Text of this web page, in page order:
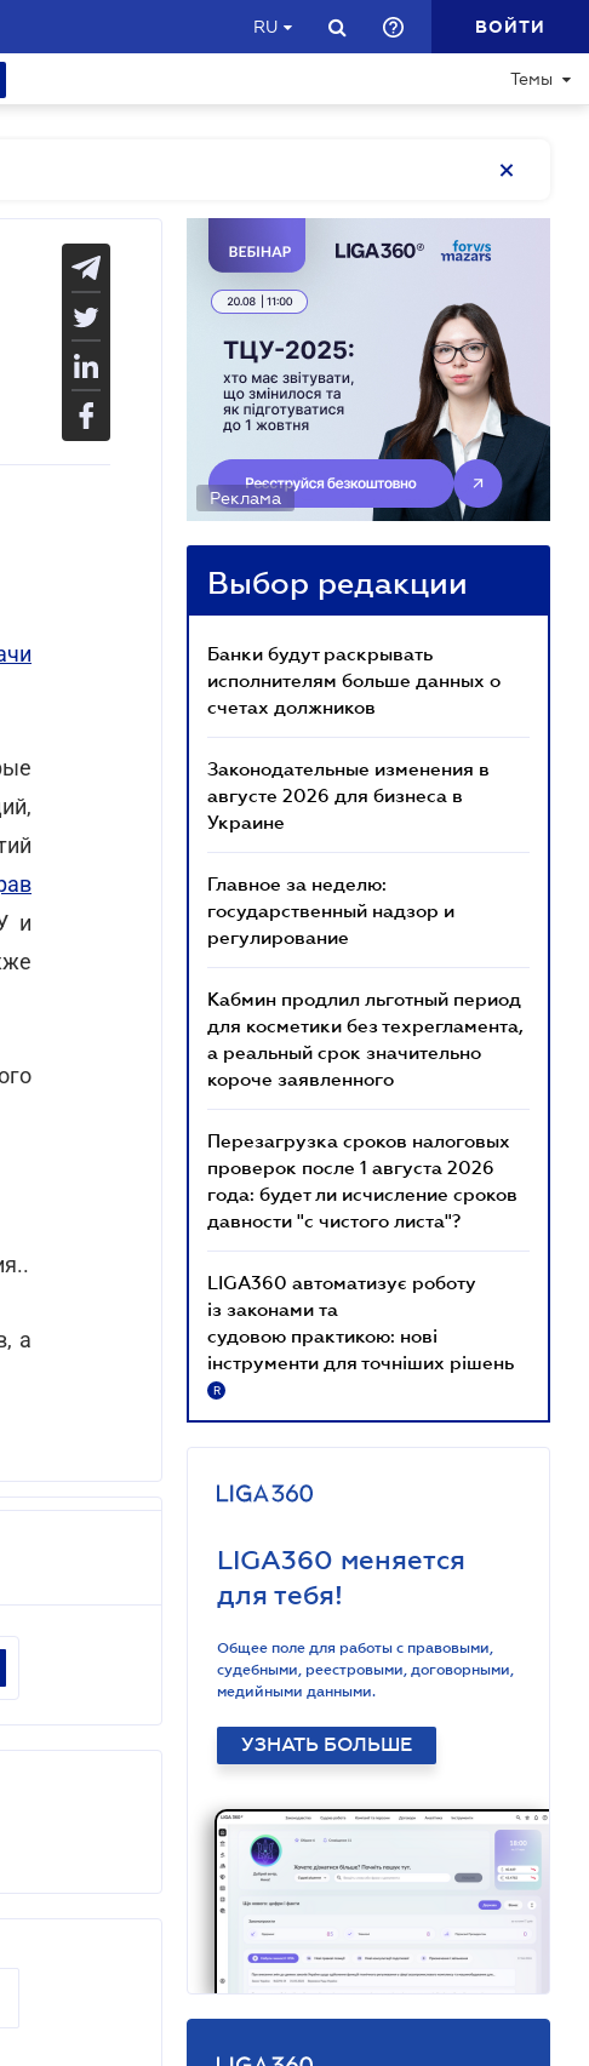
RU ВОЙТИ
Темы
и
а
Реклама
Выбор редакции
Банки будут раскрывать
исполнителям больше данных о
счетах должников
Законодательные изменения в
августе 2026 для бизнеса в
Украине
Главное за неделю:
государственный надзор и
регулирование
Кабмин продлил льготный период
для косметики без техрегламента,
а реальный срок значительно
короче заявленного
Перезагрузка сроков налоговых
проверок после 1 августа 2026
года: будет ли исчисление сроков
давности "с чистого листа"?
LIGA360 автоматизує роботу
із законами та
судовою практикою: нові
інструменти для точніших рішень
R
LIGA360 меняется
для тебя!
Общее поле для работы с правовыми,
судебными, реестровыми, договорными,
медийными данными.
УЗНАТЬ БОЛЬШЕ